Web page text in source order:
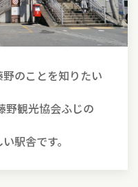
のことを知りたい
野観光協会ふじの
駅舎です。